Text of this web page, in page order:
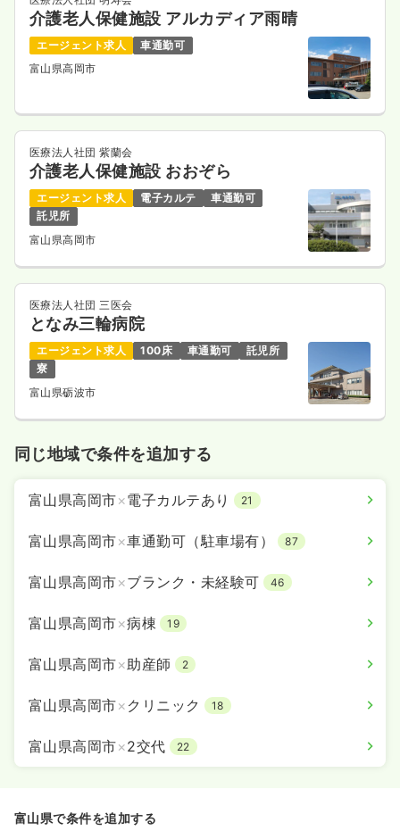
介護老人保健施設 アルカディア雨晴
エージェント求人
車通勤可
富山県高岡市
医療法人社団 紫蘭会
介護老人保健施設 おおぞら
エージェント求人 電子カルテ
車通勤可
託児所
富山県高岡市
医療法人社団 三医会
となみ三輪病院
エージェント求人 100床 車通勤可
託児所
寮
富山県砺波市
同じ地域で条件を追加する
富山県高岡市×電子カルテあり 21
富山県高岡市×車通勤可（駐車場有） 87
富山県高岡市×ブランク・未経験可 46
富山県高岡市×病棟 19
富山県高岡市×助産師 2
富山県高岡市× クリニック 18
富山県高岡市×2交代 22
富山県で条件を追加する